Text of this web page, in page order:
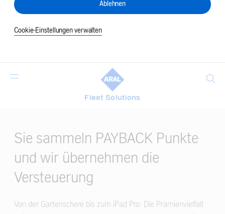
Ablehnen
Cookie-Einstellungen verwalten
Fleet Solutions
Suche
Sie sammeln PAYBACK Punkte
und wir übernehmen die
Versteuerung
Von der Gartenschere bis zum iPad Pro: Die Prämienvielfalt